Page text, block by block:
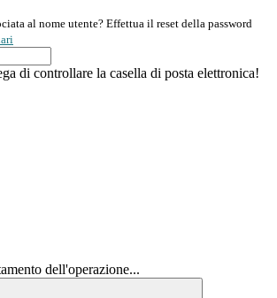
al nome utente? Effettua il reset della password
di controllare la casella di posta elettronica!
dell'operazione...